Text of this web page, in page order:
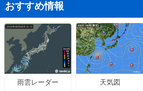
おすすめ情報
雨雲レーダー 天気図